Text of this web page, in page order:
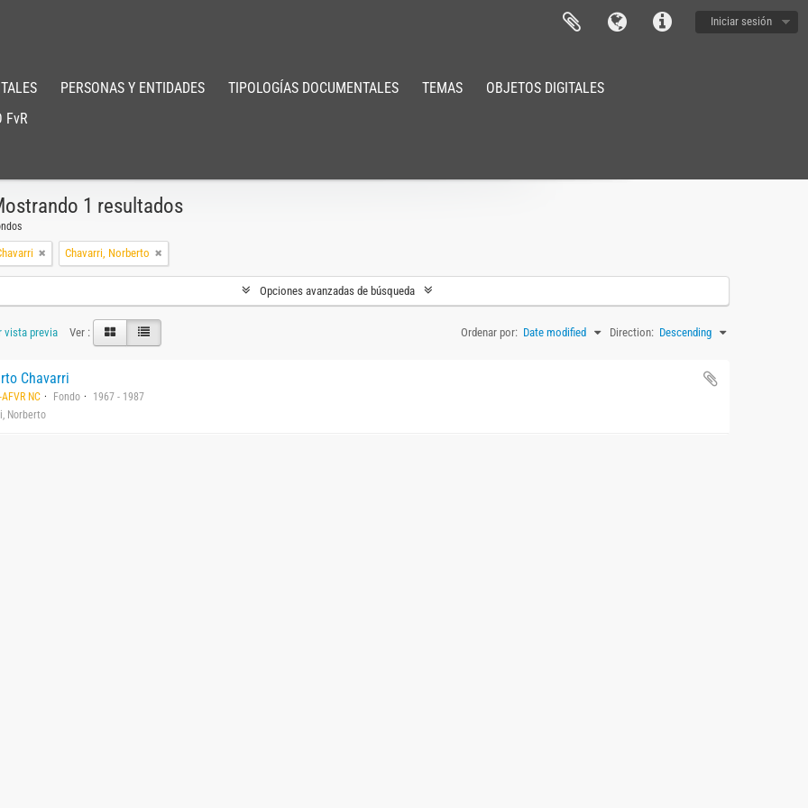
Iniciar sesión
PERSONAS Y ENTIDADES TIPOLOGÍAS DOCUMENTALES TEMAS
OBJETOS DIGITALES
FvR
1 resultados
Chavarri, Norberto
Opciones avanzadas de búsqueda
vista previa Ver : Ordenar por: Date modified Direction: Descending
Chavarri
NC Fondo
1967 - 1987
Norberto